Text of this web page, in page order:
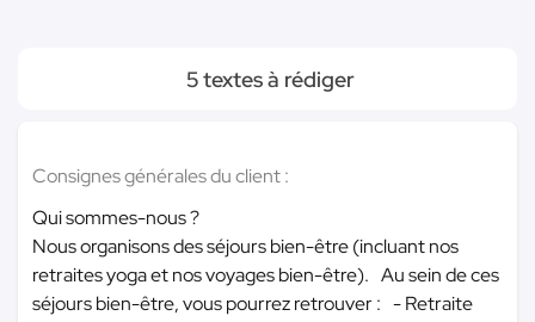
5 textes à rédiger
Consignes générales du client :
Qui sommes-nous ?
Nous organisons des séjours bien-être (incluant nos
retraites yoga et nos voyages bien-être). Au sein de ces
séjours bien-être, vous pourrez retrouver : - Retraite